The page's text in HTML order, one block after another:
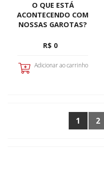
O QUE ESTÁ
ACONTECENDO COM
NOSSAS GAROTAS?
R$ 0
Adicionar ao carrinho
1 2